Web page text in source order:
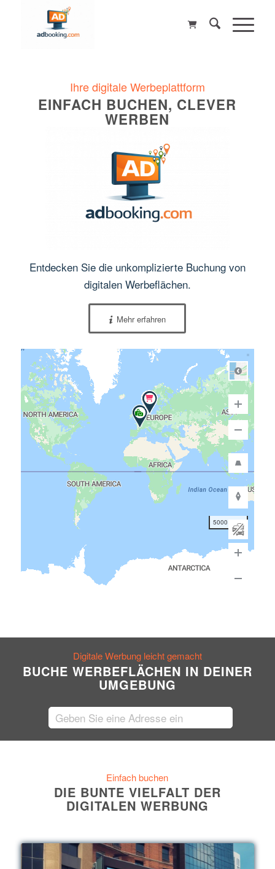
Ihre digitale Werbeplattform
EINFACH BUCHEN, CLEVER
WERBEN
Entdecken Sie die unkomplizierte Buchung von
digitalen Werbeflächen.
Mehr erfahren
5000 km
Digitale Werbung leicht gemacht
BUCHE WERBEFLÄCHEN IN DEINER
UMGEBUNG
Einfach buchen
DIE BUNTE VIELFALT DER
DIGITALEN WERBUNG